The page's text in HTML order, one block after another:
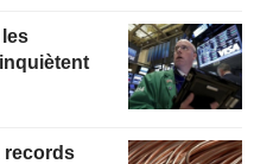
records